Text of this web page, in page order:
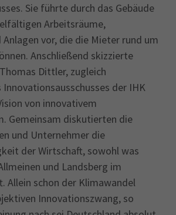
Sie führte durch das Gebäude
Arbeitsräume,
vor, die die Mieter rund um
Anschließend skizzierte
Dittler, zugleich
der IHK
von innovativem
Gemeinsam diskutierten die
und Unternehmer die
der Wirtschaft, sowohl was
und Landsberg im
Allein schon der Klimawandel
Innovationszwang, so